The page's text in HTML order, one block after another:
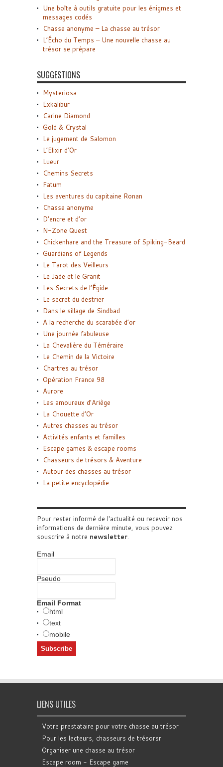
Une boîte à outils gratuite pour les énigmes et
messages codés
Chasse anonyme – La chasse au trésor
L’Écho du Temps – Une nouvelle chasse au
trésor se prépare
SUGGESTIONS
Mysteriosa
Exkalibur
Carine Diamond
Gold & Crystal
Le jugement de Salomon
L’Elixir d’Or
Lueur
Chemins Secrets
Fatum
Les aventures du capitaine Ronan
Chasse anonyme
D’encre et d’or
N-Zone Quest
Chickenhare and the Treasure of Spiking-Beard
Guardians of Legends
Le Tarot des Veilleurs
Le Jade et le Granit
Les Secrets de l’Égide
Le secret du destrier
Dans le sillage de Sindbad
A la recherche du scarabée d’or
Une journée fabuleuse
La Chevalière du Téméraire
Le Chemin de la Victoire
Chartres au trésor
Opération France 98
Aurore
Les amoureux d’Ariège
La Chouette d’Or
Autres chasses au trésor
Activités enfants et familles
Escape games & escape rooms
Chasseurs de trésors & Aventure
Autour des chasses au trésor
La petite encyclopédie
Pour rester informé de l'actualité ou recevoir nos
informations de dernière minute, vous pouvez
souscrire à notre newsletter.
Email
Pseudo
Email Format
html
text
mobile
LIENS UTILES
Votre prestataire pour votre chasse au trésor
Pour les lecteurs, chasseurs de trésorsr
Organiser une chasse au trésor
Escape room - Escape game